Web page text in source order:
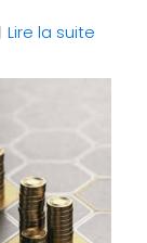
Lire la suite